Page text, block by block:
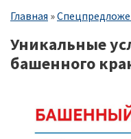
Строка
Главная
Уникальные
башенного